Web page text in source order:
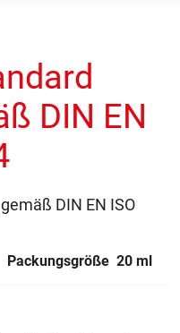
DIN EN
DIN EN ISO
Packungsgröße 20 ml